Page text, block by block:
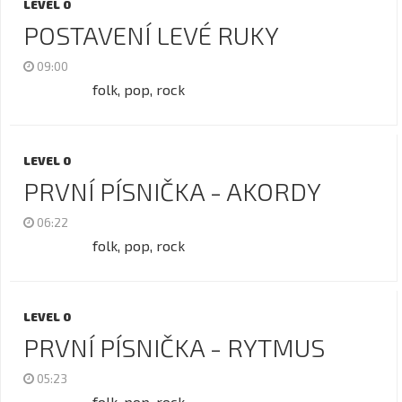
LEVEL 0
POSTAVENÍ LEVÉ RUKY
09:00
folk, pop, rock
LEVEL 0
PRVNÍ PÍSNIČKA - AKORDY
06:22
folk, pop, rock
LEVEL 0
PRVNÍ PÍSNIČKA - RYTMUS
05:23